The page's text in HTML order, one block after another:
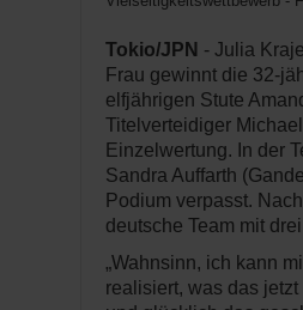
Tokio/JPN - Julia
Frau gewinnt die 32-
elfjährigen Stute
Titelverteidiger
Einzelwertung. In der
Sandra Auffarth
Podium verpasst.
deutsche Team mit
„Wahnsinn, ich kann
realisiert, was das